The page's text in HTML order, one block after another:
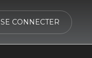
SE CONNECTER